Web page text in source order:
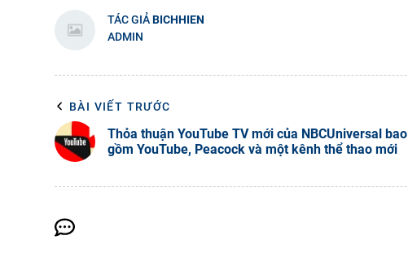
TÁC GIẢBICHHIEN
ADMIN
BÀI VIẾT TRƯỚC
Thỏa thuận YouTube TV mới của NBCUniversal bao
gồm YouTube, Peacock và một kênh thể thao mới